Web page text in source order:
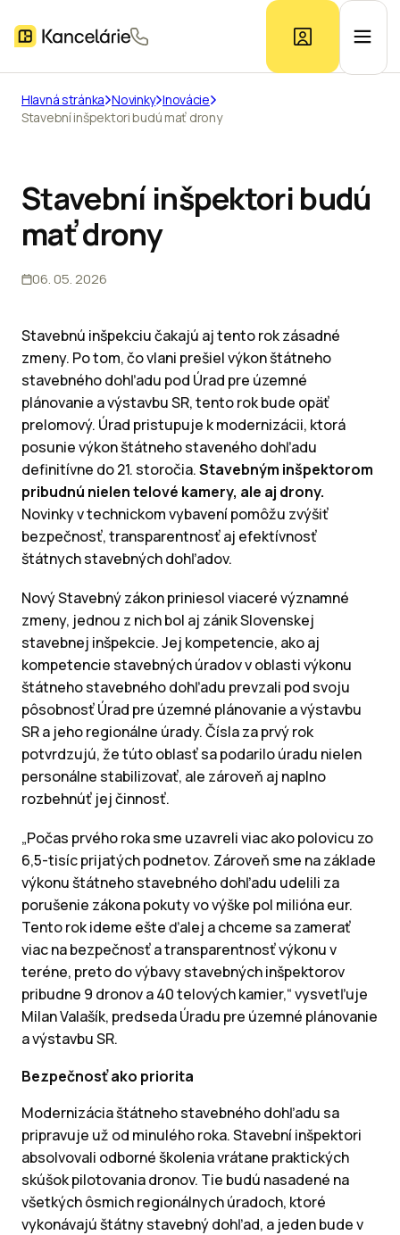
Prieskum trhu
Hlavná stránka Novinky Inovácie
Stavební inšpektori budú mať drony
Stavební inšpektori budú
mať drony
06. 05. 2026
Stavebnú inšpekciu čakajú aj tento rok zásadné
zmeny. Po tom, čo vlani prešiel výkon štátneho
stavebného dohľadu pod Úrad pre územné
plánovanie a výstavbu SR, tento rok bude opäť
prelomový. Úrad pristupuje k modernizácii, ktorá
posunie výkon štátneho staveného dohľadu
definitívne do 21. storočia.Stavebným inšpektorom
pribudnú nielen telové kamery, ale aj drony.
Novinky v technickom vybavení pomôžu zvýšiť
bezpečnosť, transparentnosť aj efektívnosť
štátnych stavebných dohľadov.
Nový Stavebný zákon priniesol viaceré významné
zmeny, jednou z nich bol aj zánik Slovenskej
stavebnej inšpekcie. Jej kompetencie, ako aj
kompetencie stavebných úradov v oblasti výkonu
štátneho stavebného dohľadu prevzali pod svoju
pôsobnosť Úrad pre územné plánovanie a výstavbu
SR a jeho regionálne úrady. Čísla za prvý rok
potvrdzujú, že túto oblasť sa podarilo úradu nielen
personálne stabilizovať, ale zároveň aj naplno
rozbehnúť jej činnosť.
„Počas prvého roka sme uzavreli viac ako polovicu zo
6,5-tisíc prijatých podnetov. Zároveň sme na základe
výkonu štátneho stavebného dohľadu udelili za
porušenie zákona pokuty vo výške pol milióna eur.
Tento rok ideme ešte ďalej a chceme sa zamerať
viac na bezpečnosť a transparentnosť výkonu v
teréne, preto do výbavy stavebných inšpektorov
pribudne 9 dronov a 40 telových kamier,“ vysvetľuje
Milan Valašík, predseda Úradu pre územné plánovanie
a výstavbu SR.
Bezpečnosť ako priorita
Modernizácia štátneho stavebného dohľadu sa
pripravuje už od minulého roka. Stavební inšpektori
absolvovali odborné školenia vrátane praktických
skúšok pilotovania dronov. Tie budú nasadené na
všetkých ôsmich regionálnych úradoch, ktoré
vykonávajú štátny stavebný dohľad, a jeden bude v